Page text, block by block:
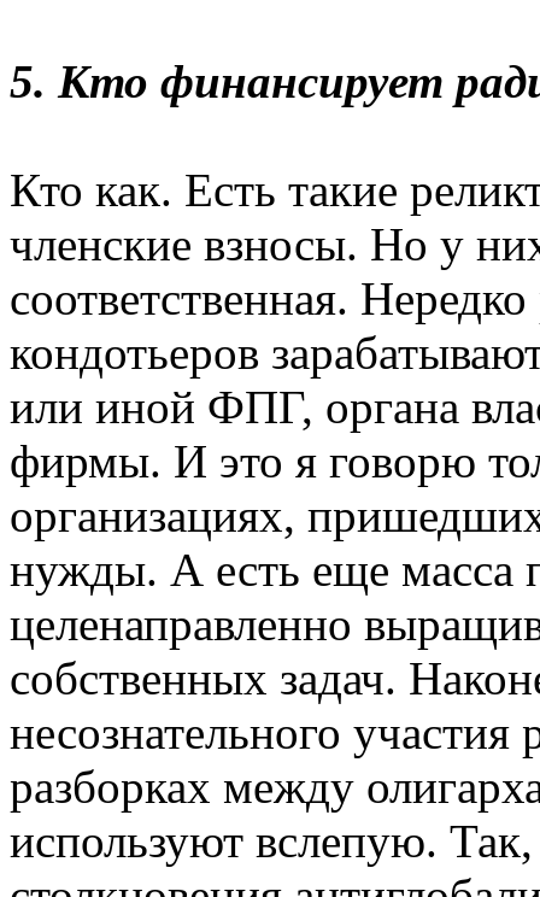
5. Кто финансирует
Кто как. Есть такие
членские взносы. Но у
соответственная.
кондотьеров
или иной ФПГ, органа
фирмы. И это я говорю
организациях,
нужды. А есть еще масса
целенаправленно
собственных задач.
несознательного
разборках между
используют вслепую.